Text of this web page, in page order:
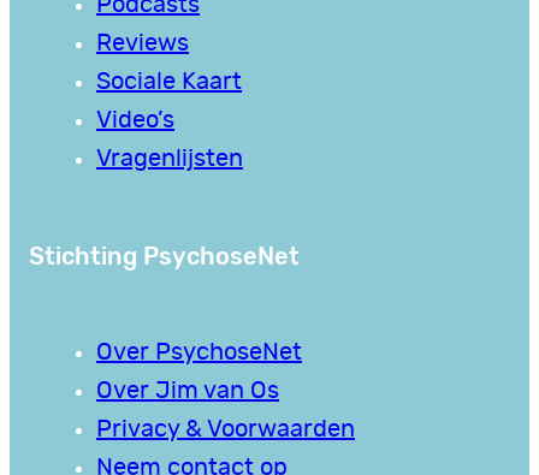
Reviews
Sociale Kaart
Video’s
Vragenlijsten
Stichting PsychoseNet
Over PsychoseNet
Over Jim van Os
Privacy & Voorwaarden
Neem contact op